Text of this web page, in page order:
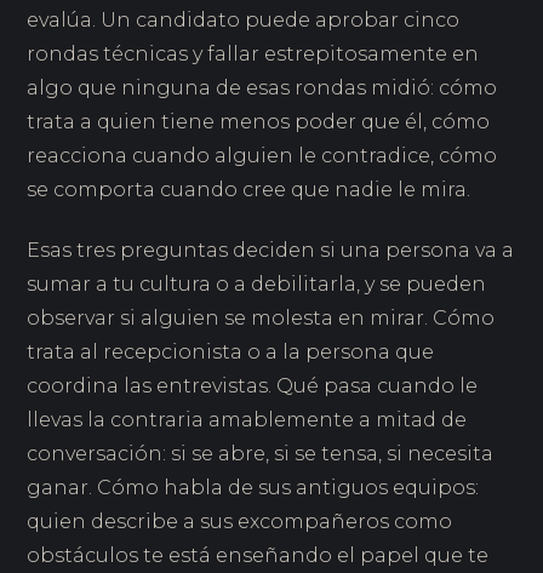
evalúa. Un candidato puede aprobar cinco
rondas técnicas y fallar estrepitosamente en
algo que ninguna de esas rondas midió: cómo
trata a quien tiene menos poder que él, cómo
reacciona cuando alguien le contradice, cómo
se comporta cuando cree que nadie le mira.
Esas tres preguntas deciden si una persona va a
sumar a tu cultura o a debilitarla, y se pueden
observar si alguien se molesta en mirar. Cómo
trata al recepcionista o a la persona que
coordina las entrevistas. Qué pasa cuando le
llevas la contraria amablemente a mitad de
conversación: si se abre, si se tensa, si necesita
ganar. Cómo habla de sus antiguos equipos:
quien describe a sus excompañeros como
obstáculos te está enseñando el papel que te